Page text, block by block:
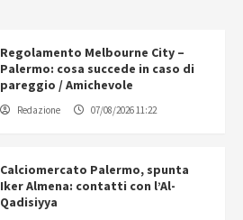
Regolamento Melbourne City –
Palermo: cosa succede in caso di
pareggio / Amichevole
Redazione 07/08/2026 11:22
Calciomercato Palermo, spunta
Iker Almena: contatti con l’Al-
Qadisiyya